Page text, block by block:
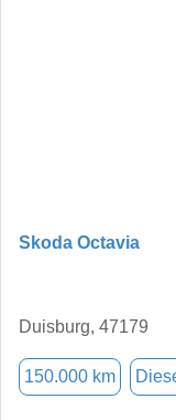
Skoda Octavia
Duisburg, 47179
150.000 km